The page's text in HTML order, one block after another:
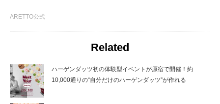
ARETTO公式
Related
ハーゲンダッツ初の体験型イベントが原宿で開催！約
10,000通りの“自分だけのハーゲンダッツ”が作れる